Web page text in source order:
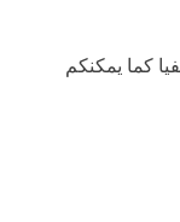
كما يمكنكم